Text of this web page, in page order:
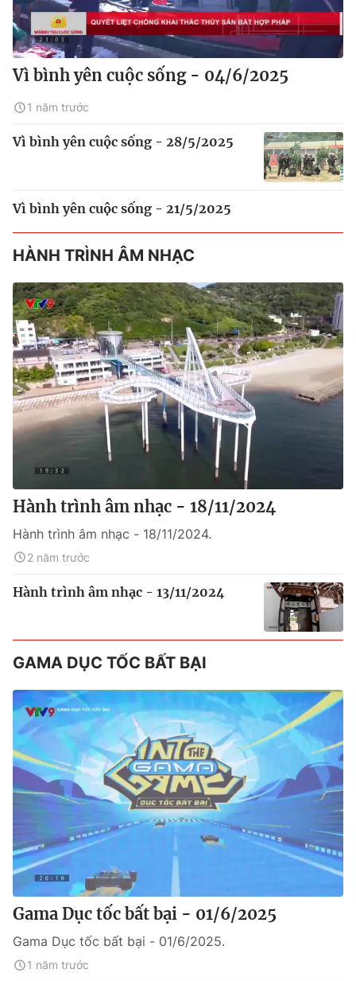
Vì bình yên cuộc sống - 04/6/2025
1 năm trước
Vì bình yên cuộc sống - 28/5/2025
Vì bình yên cuộc sống - 21/5/2025
HÀNH TRÌNH ÂM NHẠC
Hành trình âm nhạc - 18/11/2024
Hành trình âm nhạc - 18/11/2024.
2 năm trước
Hành trình âm nhạc - 13/11/2024
GAMA DỤC TỐC BẤT BẠI
Gama Dục tốc bất bại - 01/6/2025
Gama Dục tốc bất bại - 01/6/2025.
1 năm trước